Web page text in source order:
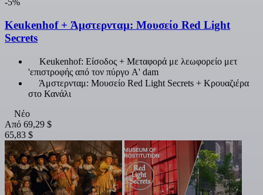
-5%
Keukenhof + Άμστερνταμ: Μουσείο Red Light
Secrets
Keukenhof: Είσοδος + Μεταφορά με λεωφορείο μετ
'επιστροφής από τον πύργο A' dam
Άμστερνταμ: Μουσείο Red Light Secrets + Κρουαζιέρα
στο Κανάλι
Νέο
Από 69,29 $
65,83 $